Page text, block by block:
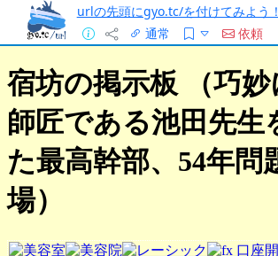
urlの先頭にgyo.tc/を付けてみよう！
通常
依頼